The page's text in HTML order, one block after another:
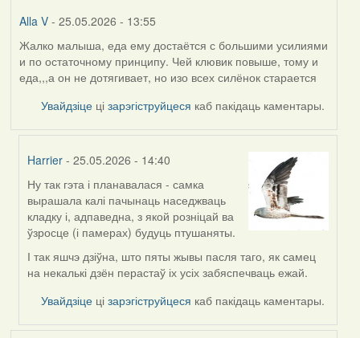
Alla V- 25.05.2026 - 13:55
Жалко малыша, еда ему достаётся с большими усилиями
и по остаточному принципу. Чей клювик повыше, тому и
еда,,,а он не дотягивает, но изо всех силёнок старается
Увайдзіце цізарэгіструйцеся каб пакідаць каментары.
Harrier - 25.05.2026 - 14:40
In
reply
to
by
Alla
V
Ну так гэта і планавалася - самка
вырашала калі пачынаць наседжваць
кладку і, адпаведна, з якой розніцай ва
ўзросце (і памерах) будуць птушаняты.
І так яшчэ дзіўна, што пяты жывы пасля таго, як самец
на некалькі дзён перастаў іх усіх забяспечваць ежай.
Увайдзіце цізарэгіструйцеся каб пакідаць каментары.